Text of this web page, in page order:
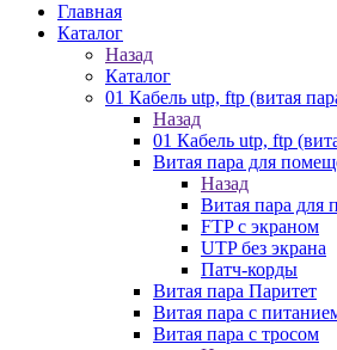
Главная
Каталог
Назад
Каталог
01 Кабель utp, ftp (витая
Назад
01 Кабель utp, ftp
Витая пара для
Назад
Витая пара для
FTP с экраном
UTP без экрана
Патч-корды
Витая пара Паритет
Витая пара с
Витая пара с тросом